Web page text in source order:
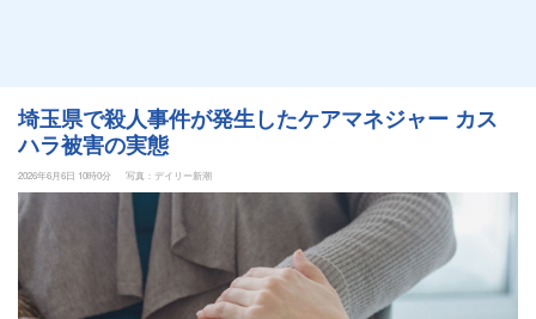
埼玉県で殺人事件が発生したケアマネジャー カス
ハラ被害の実態
2026年6月6日 10時0分 写真：デイリー新潮